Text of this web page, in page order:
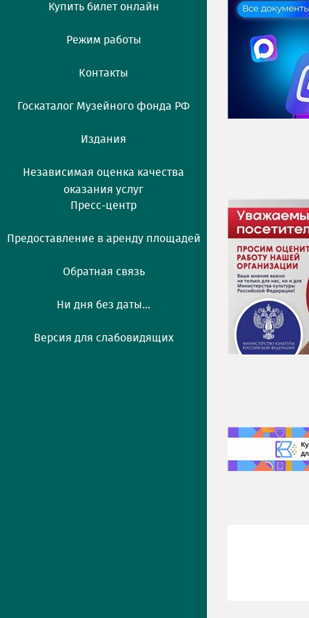
Купить билет онлайн
Режим работы
Контакты
Госкаталог Музейного фонда РФ
Издания
Независимая оценка качества
оказания услуг
Пресс-центр
Предоставление в аренду площадей
Обратная связь
Ни дня без даты...
Версия для слабовидящих